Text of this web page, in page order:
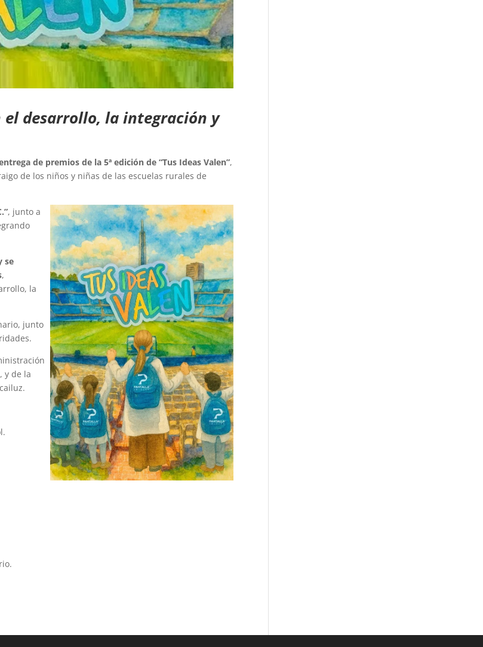
desarrollo, la integración y
de premios de la 5ª edición de “Tus Ideas Valen”,
de los niños y niñas de las escuelas rurales de
, junto a
se
,
la
junto
y de la